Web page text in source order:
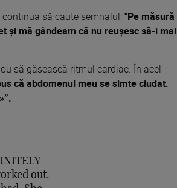
să caute semnalul: "Pe măsură
și mă gândeam că nu reușesc să-i mai
să găsească ritmul cardiac. În acel
că abdomenul meu se simte ciudat.
out.